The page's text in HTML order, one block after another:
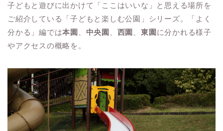
子どもと遊びに出かけて「ここはいいな」と思える場所を
ご紹介している「子どもと楽しむ公園」シリーズ。「よく
分かる」編では本園 中央園 西園 東園 に分かれる様子
やアクセスの概略を。